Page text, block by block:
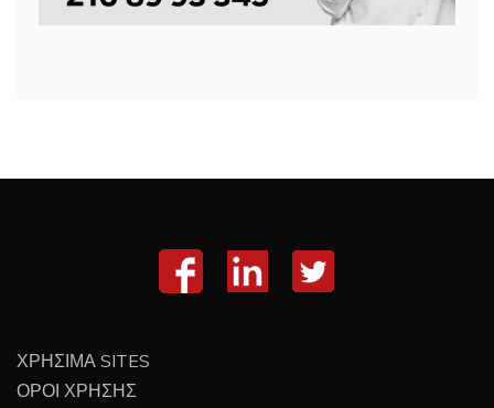
ΧΡΗΣΙΜΑ SITES
ΟΡΟΙ ΧΡΗΣΗΣ